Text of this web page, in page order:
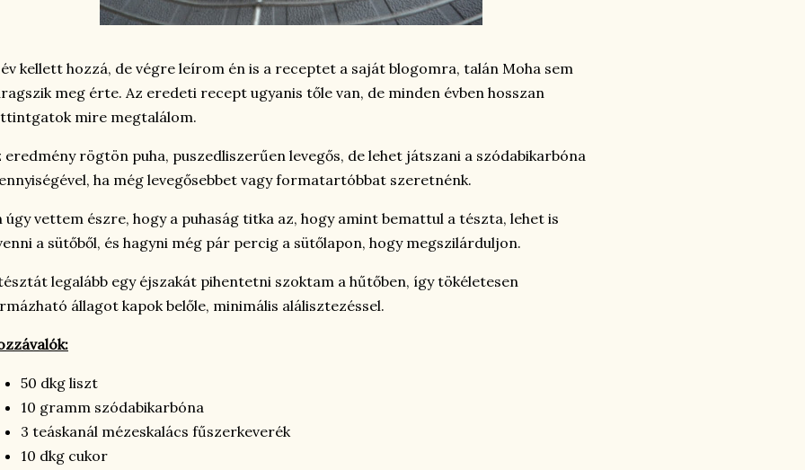
év kellett hozzá, de végre leírom én is a receptet a saját blogomra, talán Moha sem
meg érte. Az eredeti recept ugyanis tőle van, de minden évben hosszan
mire megtalálom.
eredmény rögtön puha, puszedliszerűen levegős, de lehet játszani a szódabikarbóna
ha még levegősebbet vagy formatartóbbat szeretnénk.
úgy vettem észre, hogy a puhaság titka az, hogy amint bemattul a tészta, lehet is
a sütőből, és hagyni még pár percig a sütőlapon, hogy megszilárduljon.
legalább egy éjszakát pihentetni szoktam a hűtőben, így tökéletesen
állagot kapok belőle, minimális alálisztezéssel.
50 dkg liszt
10 gramm szódabikarbóna
3 teáskanál mézeskalács fűszerkeverék
10 dkg cukor